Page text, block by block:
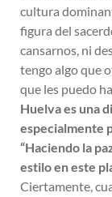
cultura
figura del
cansarnos, ni
tengo algo que
que les puedo
Huelva es una
especialmente
“Haciendo la
estilo en este
Ciertamente,